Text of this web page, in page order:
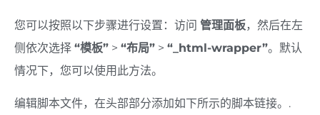
您可以按照以下步骤进行设置：访问 管理面板，然后在左
侧依次选择 “模板” > “布局” > “_html-wrapper”。默认
情况下，您可以使用此方法。
编辑脚本文件，在头部部分添加如下所示的脚本链接。.